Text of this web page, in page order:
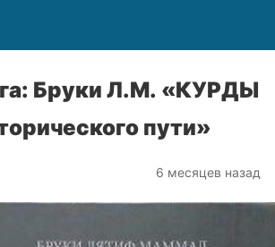
Бруки Л.М. «КУРДЫ
пути»
6 месяцев назад